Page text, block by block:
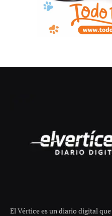
El Vértice es un diario digital